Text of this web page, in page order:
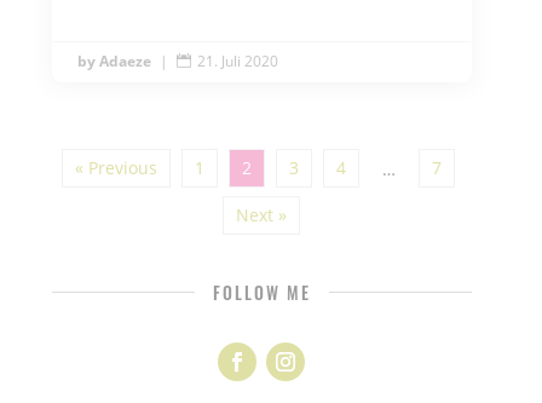
Adaeze |  21. Juli 2020
« Previous 1 2 3 4 … 7
Next »
FOLLOW ME